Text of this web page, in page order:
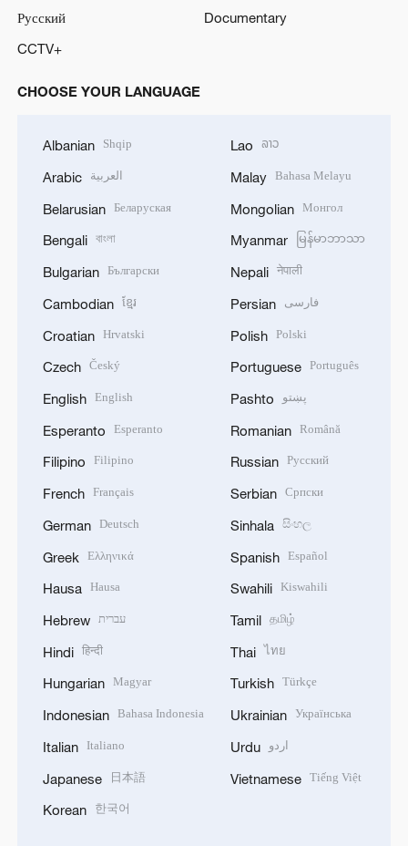
Русский
Documentary
CCTV+
CHOOSE YOUR LANGUAGE
Albanian Shqip
Arabic العربية
Belarusian Беларуская
Bengali বাংলা
Bulgarian Български
Cambodian ខ្មែរ
Croatian Hrvatski
Czech Český
English English
Esperanto Esperanto
Filipino Filipino
French Français
German Deutsch
Greek Ελληνικά
Hausa Hausa
Hebrew עברית
Hindi हिन्दी
Hungarian Magyar
Indonesian Bahasa Indonesia
Italian Italiano
Japanese 日本語
Korean 한국어
Lao ລາວ
Malay Bahasa Melayu
Mongolian Монгол
Myanmar မြန်မာဘာသာ
Nepali नेपाली
Persian فارسی
Polish Polski
Portuguese Português
Pashto پښتو
Romanian Română
Russian Русский
Serbian Српски
Sinhala සිංහල
Spanish Español
Swahili Kiswahili
Tamil தமிழ்
Thai ไทย
Turkish Türkçe
Ukrainian Українська
Urdu اردو
Vietnamese Tiếng Việt